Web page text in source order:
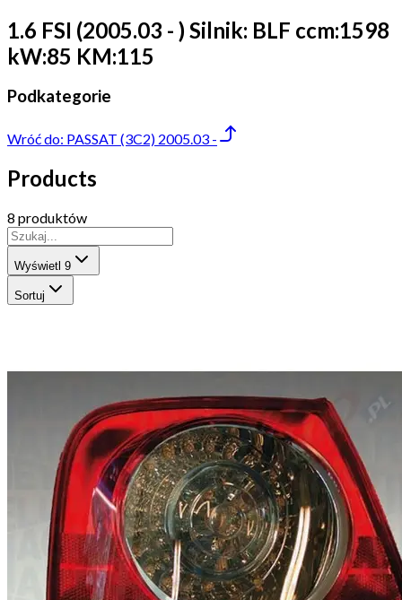
1.6 FSI (2005.03 - ) Silnik: BLF ccm:1598
kW:85 KM:115
Podkategorie
Wróć do: PASSAT (3C2) 2005.03 -
Products
8 produktów
Wyświetl 9
Sortuj